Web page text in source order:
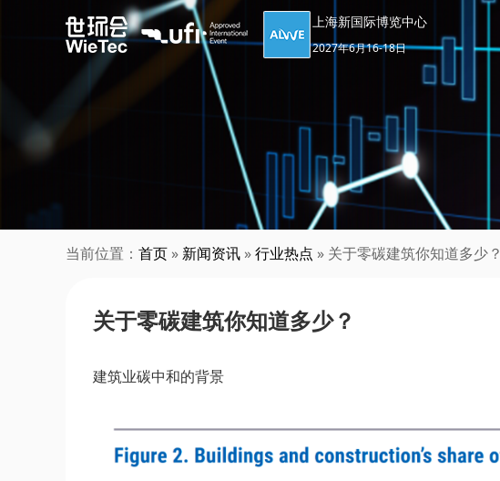
上海新国际博览中心
2027年6月16-18日
当前位置： 首页 » 新闻资讯 »行业热点 » 关于零碳建筑你知道多少？
关于零碳建筑你知道多少？
建筑业碳中和的背景